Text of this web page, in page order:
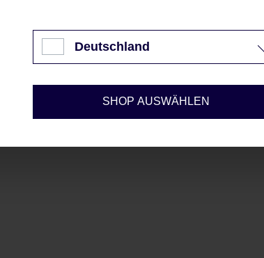
Deutschland
SHOP AUSWÄHLEN
Konfigurieren